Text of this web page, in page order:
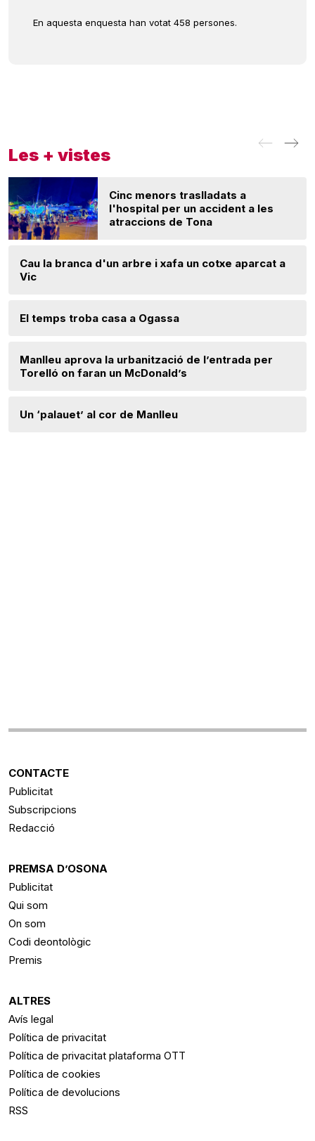
En aquesta enquesta han votat 458 persones.
Les + vistes
Cinc menors traslladats a
l'hospital per un accident a les
atraccions de Tona
Cau la branca d'un arbre i xafa un cotxe aparcat a
Vic
El temps troba casa a Ogassa
Manlleu aprova la urbanització de l’entrada per
Torelló on faran un McDonald’s
Un ‘palauet’ al cor de Manlleu
CONTACTE
Publicitat
Subscripcions
Redacció
PREMSA D’OSONA
Publicitat
Qui som
On som
Codi deontològic
Premis
ALTRES
Avís legal
Política de privacitat
Política de privacitat plataforma OTT
Política de cookies
Política de devolucions
RSS